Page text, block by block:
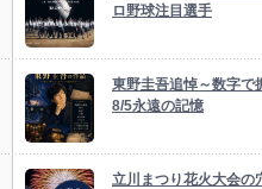
ロ野球注目選手
東野圭吾追悼～数字
8/5永遠の記憶
立川まつり花火大会の